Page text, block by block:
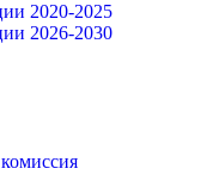
2020-2025
2026-2030